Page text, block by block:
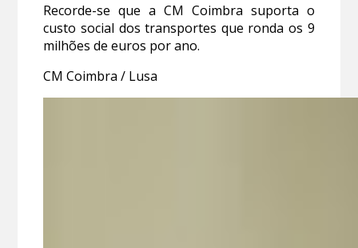
Recorde-se que a CM Coimbra suporta o
custo social dos transportes que ronda os 9
milhões de euros por ano.
CM Coimbra / Lusa